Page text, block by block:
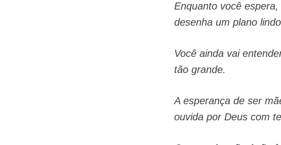
Enquanto você
desenha um plano
Você ainda vai
tão grande.
A esperança de ser
ouvida por Deus com